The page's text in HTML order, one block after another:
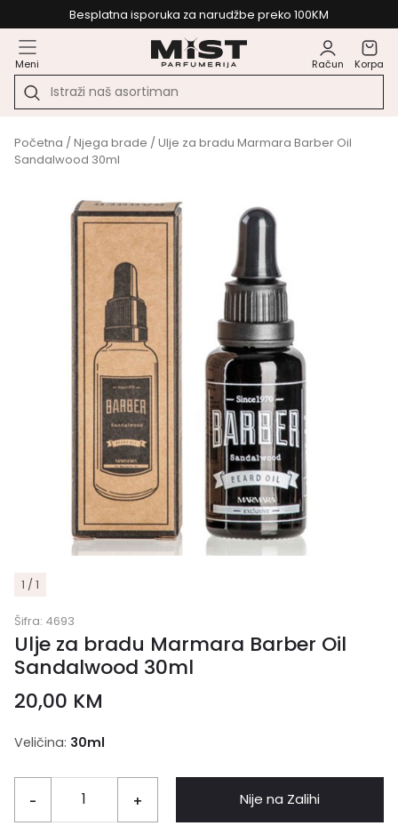
Besplatna isporuka za narudžbe preko 100KM
Meni Račun Korpa
Početna /Njega brade / Ulje za bradu Marmara Barber Oil
Sandalwood 30ml
1 / 1
Šifra: 4693
Ulje za bradu Marmara Barber Oil
Sandalwood 30ml
20,00 KM
Veličina: 30ml
- + Nije na Zalihi